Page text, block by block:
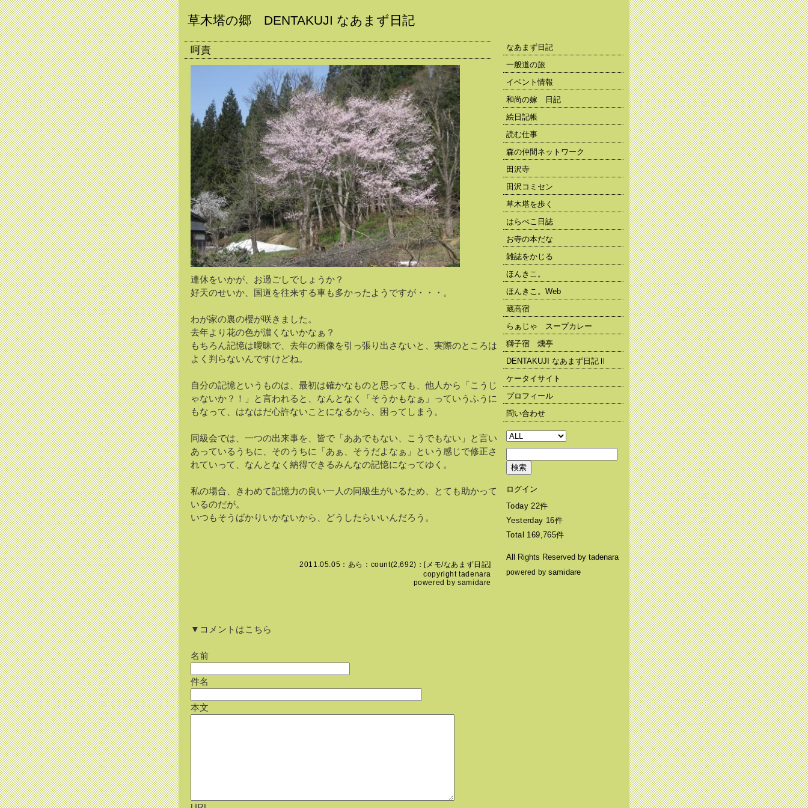
草木塔の郷 DENTAKUJI なあまず日記
呵責
連休をいかが、お過ごしでしょうか？
好天のせいか、国道を往来する車も多かったようですが・・・。
わが家の裏の櫻が咲きました。
去年より花の色が濃くないかなぁ？
もちろん記憶は曖昧で、去年の画像を引っ張り出さないと、実際のところは
よく判らないんですけどね。
自分の記憶というものは、最初は確かなものと思っても、他人から「こうじ
ゃないか？！」と言われると、なんとなく「そうかもなぁ」っていうふうに
もなって、はなはだ心許ないことになるから、困ってしまう。
同級会では、一つの出来事を、皆で「ああでもない、こうでもない」と言い
あっているうちに、そのうちに「あぁ、そうだよなぁ」という感じで修正さ
れていって、なんとなく納得できるみんなの記憶になってゆく。
私の場合、きわめて記憶力の良い一人の同級生がいるため、とても助かって
いるのだが。
いつもそうばかりいかないから、どうしたらいいんだろう。
2011.05.05： あら ：count(2,692)：[メモ/なあまず日記]
copyrighttadenara
powered bysamidare
▼コメントはこちら
名前
件名
本文
なあまず日記
一般道の旅
イベント情報
和尚の嫁 日記
絵日記帳
読む仕事
森の仲間ネットワーク
田沢寺
田沢コミセン
草木塔を歩く
はらぺこ日誌
お寺の本だな
雑誌をかじる
ほんきこ。
ほんきこ。Web
蔵高宿
らぁじゃ スープカレー
獅子宿 燻亭
DENTAKUJI なあまず日記Ⅱ
ケータイサイト
プロフィール
問い合わせ
ログイン
Today 22件
Yesterday 16件
Total 169,765件
All Rights Reserved by tadenara
powered by samidare